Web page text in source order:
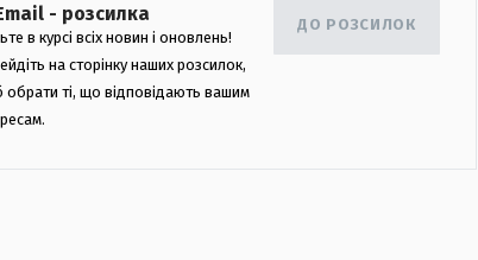
- розсилка
в курсі всіх новин і оновлень!
на сторінку наших розсилок,
ті, що відповідають вашим
ДО РОЗСИЛОК